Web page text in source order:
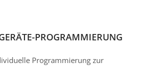
PROGRAMMIERUNG
Programmierung zur